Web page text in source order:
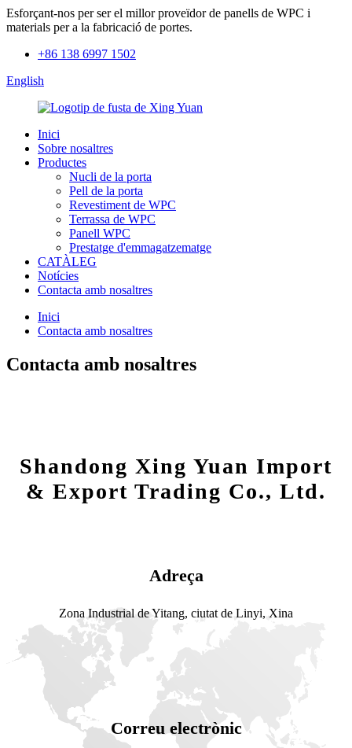
Esforçant-nos per ser el millor proveïdor de panells de WPC i
materials per a la fabricació de portes.
+86 138 6997 1502
English
Inici
Sobre nosaltres
Productes
Nucli de la porta
Pell de la porta
Revestiment de WPC
Terrassa de WPC
Panell WPC
Prestatge d'emmagatzematge
CATÀLEG
Notícies
Contacta amb nosaltres
Inici
Contacta amb nosaltres
Contacta amb nosaltres
Shandong Xing Yuan Import
& Export Trading Co., Ltd.
Adreça
Zona Industrial de Yitang, ciutat de Linyi, Xina
Correu electrònic